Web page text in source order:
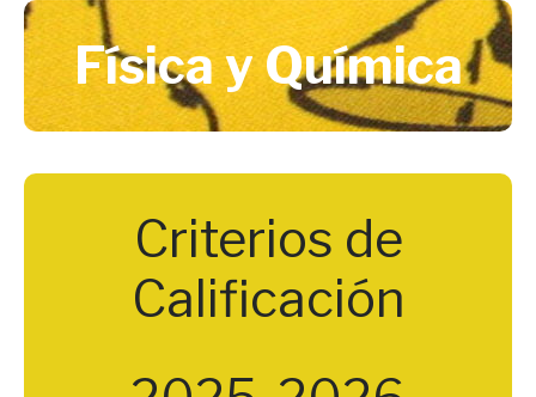
Física y Química
Criterios de
Calificación